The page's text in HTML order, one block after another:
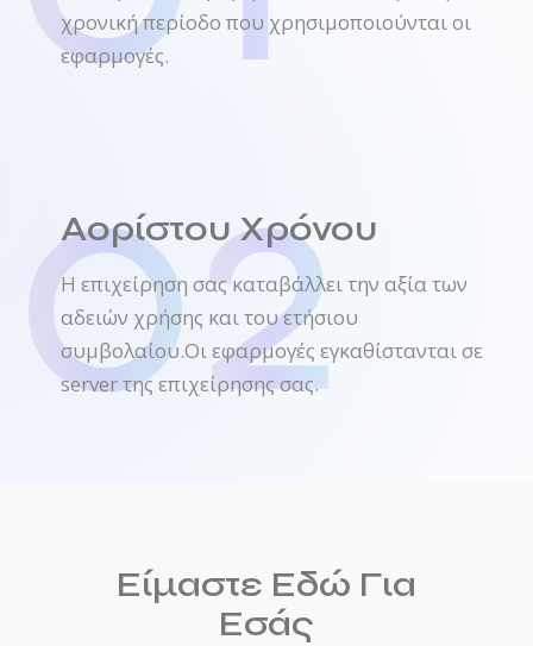
χρονική περίοδο που χρησιμοποιούνται οι
εφαρμογές.
02
Αορίστου Χρόνου
Η επιχείρηση σας καταβάλλει την αξία των
αδειών χρήσης και του ετήσιου
συμβολαίου.Οι εφαρμογές εγκαθίστανται σε
server της επιχείρησης σας.
Είμαστε Εδώ Για
Εσάς